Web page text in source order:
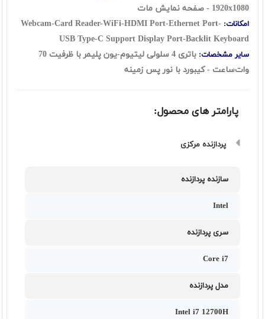
1920x1080 - صفحه نمایش مات
امکانات: Webcam-Card Reader-WiFi-HDMI Port-Ethernet Port-
USB Type-C Support Display Port-Backlit Keyboard
سایر مشخصات:
باتری 4 سلولی لیتیوم-یون پلیمر با ظرفیت 70
وات‌ساعت - کیبورد با نور پس زمینه
پارامتر های محصول:
پردازنده مرکزی
سازنده پردازنده
Intel
سری پردازنده
Core i7
مدل پردازنده
Intel i7 12700H